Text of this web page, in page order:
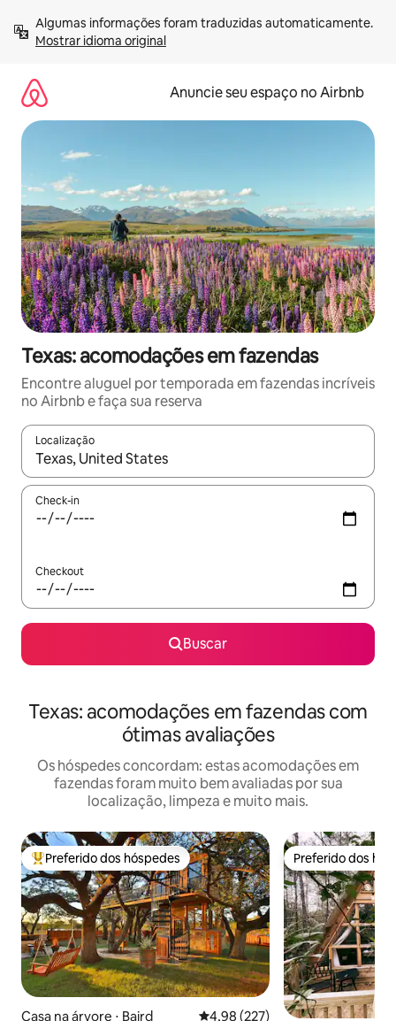
para
Mostrar idioma original
Anuncie seu espaço no Airbnb
Texas: acomodações em fazendas
Encontre aluguel por temporada em fazendas incríveis
no Airbnb e faça sua reserva
Localização
Quando os resultados estiverem disponíveis, explore-os
Check-in
Checkout
Buscar
Texas: acomodações em fazendas com
ótimas avaliações
Os hóspedes concordam: estas acomodações em
fazendas foram muito bem avaliadas por sua
localização, limpeza e muito mais.
Entre os melhores preferidos dos hóspedes
Preferido dos hóspedes
Casa na árvore ⋅ Baird 4,98 de uma avaliação média de
4,98 (227)
Preferido dos
Preferido dos